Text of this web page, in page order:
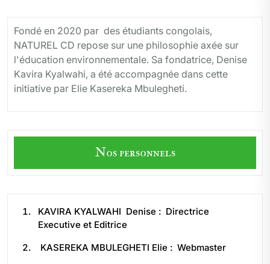
Fondé en 2020 par des étudiants congolais,
NATUREL CD repose sur une philosophie axée sur
l'éducation environnementale. Sa fondatrice, Denise
Kavira Kyalwahi, a été accompagnée dans cette
initiative par Elie Kasereka Mbulegheti.
Nos personnels
KAVIRA KYALWAHI Denise : Directrice
Executive et Editrice
KASEREKA MBULEGHETI Elie : Webmaster